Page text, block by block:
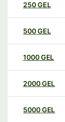
250GEL
500GEL
1000GEL
2000GEL
5000GEL